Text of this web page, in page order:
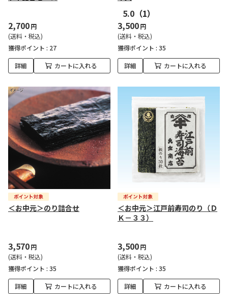
2,700円
(送料・税込)
獲得ポイント : 27
詳細 カートに入れる
5.0 （1）
3,500円
(送料・税込)
獲得ポイント : 35
詳細 カートに入れる
＜お中元＞のり詰合せ
3,570円
(送料・税込)
獲得ポイント : 35
詳細 カートに入れる
＜お中元＞江戸前寿司のり（Ｄ
Ｋ－３３）
3,500円
(送料・税込)
獲得ポイント : 35
詳細 カートに入れる